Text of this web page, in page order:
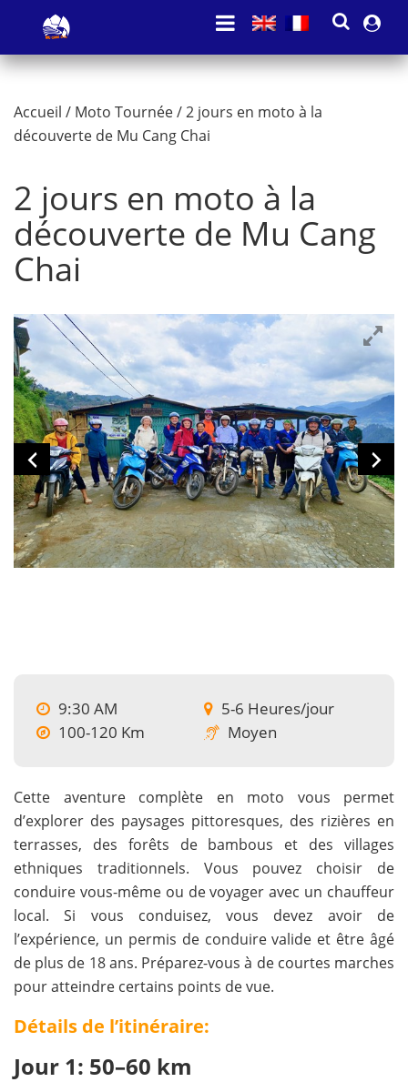
Accueil / Moto Tournée/ 2 jours en moto à la
découverte de Mu Cang Chai
2 jours en moto à la
découverte de Mu Cang
Chai
9:30 AM
5-6 Heures/jour
100-120 Km
Moyen
Cette aventure complète en moto vous permet
d’explorer des paysages pittoresques, des rizières en
terrasses, des forêts de bambous et des villages
ethniques traditionnels. Vous pouvez choisir de
conduire vous-même ou de voyager avec un chauffeur
local. Si vous conduisez, vous devez avoir de
l’expérience, un permis de conduire valide et être âgé
de plus de 18 ans. Préparez-vous à de courtes marches
pour atteindre certains points de vue.
Détails de l’itinéraire:
Jour 1: 50–60 km